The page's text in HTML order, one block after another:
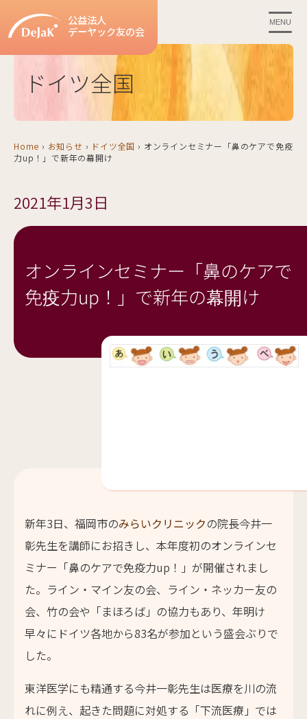
公益法人
デーヤック友の会
MENU
ドイツ全国
Home › お知らせ › ドイツ全国 › オンラインセミナー「鼻のケアで免疫
力up！」で新年の幕開け
2021年1月3日
オンラインセミナー「鼻のケアで
免疫力up！」で新年の幕開け
新年3日、福岡市のみらいクリニックの院長今井一
彰先生を講師にお招きし、本年度初のオンラインセ
ミナー「鼻のケアで免疫力up！」が開催されまし
た。ライン・マイン友の会、ライン・ネッカー友の
会、竹の会や「まほろば」の協力もあり、年明け
早々にドイツ各地から83名が参加という盛会ぶりで
した。
東洋医学にも精通する今井一彰先生は医療を川の流
れに例え、起きた問題に対処する「下流医療」では